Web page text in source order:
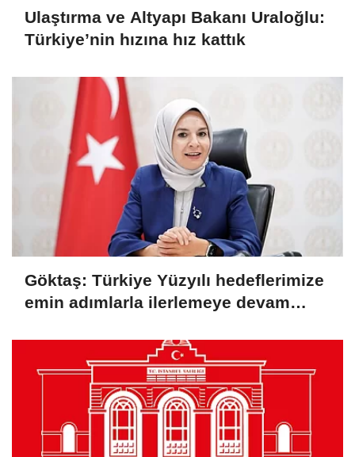
Ulaştırma ve Altyapı Bakanı Uraloğlu:
Türkiye’nin hızına hız kattık
Göktaş: Türkiye Yüzyılı hedeflerimize
emin adımlarla ilerlemeye devam